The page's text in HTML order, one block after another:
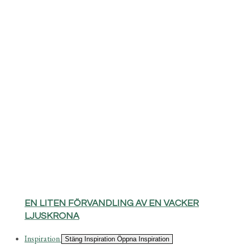
EN LITEN FÖRVANDLING AV EN VACKER
LJUSKRONA
Inspiration Stäng Inspiration Öppna Inspiration